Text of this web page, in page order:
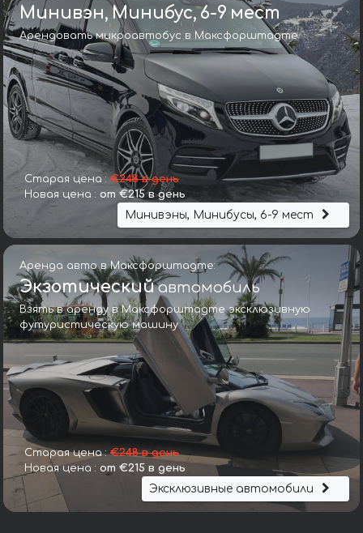
Минивэн, Минибус, 6-9 мест
Арендовать микроавтобус в Максфорштадте
Старая цена :€248 в день
Новая цена : от €215 в день
Минивэны, Минибусы, 6-9 мест
Аренда авто в Максфорштадте:
Экзотическийавтомобиль
Взять в аренду в Максфорштадте эксклюзивную
футуристическую машину
Старая цена :€248 в день
Новая цена : от €215 в день
Эксклюзивные автомобили